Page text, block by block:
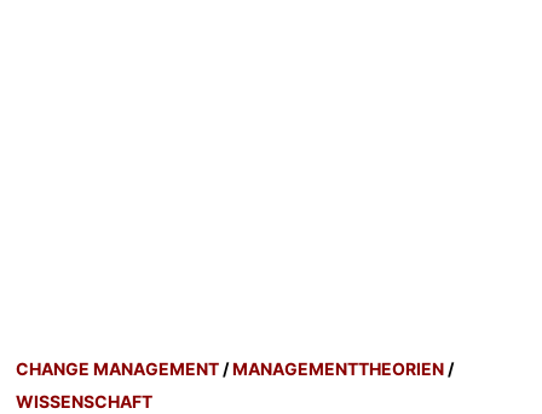
CHANGE MANAGEMENT /MANAGEMENTTHEORIEN /
WISSENSCHAFT